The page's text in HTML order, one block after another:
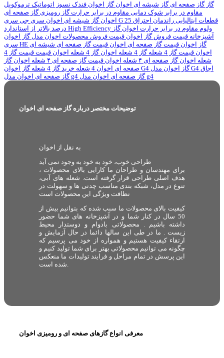
گازگاز صفحه ایگاز شیشه ای اخوانگاز اخوان فندک نسوز اتوماتیک ترموکوپل
مقاوم در برابر شوک دمایی مقاوم در برابر حرارتگاز رومیزیگاز صفحه ای
اخوانگاز شیشه ای اخوان سری جی سری G قطعات ایتالیایی
راندمان احتراق 25
High Efficiency ولوم مقاوم در برابر حرارت اخوان گاز
آشپزخانه قیمت فروش گاز اخوان قیمت فروش محصولات اخوان مدل گاز اخوان
سری HE
گاز اخوان قیمتگاز صفحه ای اخوان قیمتگاز صفحه ای شیشه ای
اخوان قیمتگاز 4 شعله گاز 4 شعله اخوان گاز 4 شعله اخوان قیمت
قیمت گاز 4
شعله اخوانگاز صفحه ای ۴ شعله اخوان قیمت گاز صفحه ای ۴ شعله اخوان
گاز
صفحه ای اخوان 4 شعله
خرید گاز 4 شعله گاز اخوان G4 گاز اخوان مدل G4 اجاق
گاز صفحه ای اخوان مدل g4
گاز صفحه ای اخوان مدل g4
توضیحات مختصر درباره گاز صفحه ای اخوان
به نقل از اخوان
طراحی خوب، خود به خود به وجود نمی آید
برای مهندسان و طراحان ما کارایی بالای محصولات ،
هدف اصلی طراحی قرار گرفته است. شعله های آبی،
تنوع در مدل، شبکه بندی مناسب چدنی ها و سهولت در
نظافت ویژگی این محصولات است
کیفیت بالای محصولات ما سبب شده که بتوانیم بیش از
50 سال در کنار شما و در آشپزخانه های شما حضور
داشته باشیم . محصولاتی بادوام و دوستدار محیط
زیست . ما در طی این سالها دائما در حال آزمایش و
ارتقاء کیفیت هستیم و همواره از خود می پرسیم که
چگونه می توانیم محصولاتی بهتر برای شما تولید کنیم و
این پرسش در تمام مراحل و فرایند تولیدات ما منعکس
معرفی انواع گازهای صفحه ای و رومیزی اخوان